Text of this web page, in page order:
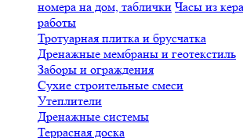
номера на дом, таблички Часы из
работы
Тротуарная плитка и брусчатка
Дренажные мембраны и геотекстиль
Заборы и ограждения
Сухие строительные смеси
Утеплители
Дренажные системы
Террасная доска